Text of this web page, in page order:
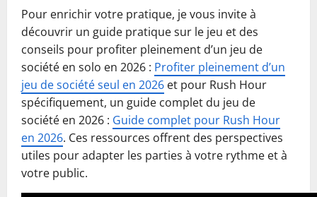
Pour enrichir votre pratique, je vous invite à
découvrir un guide pratique sur le jeu et des
conseils pour profiter pleinement d’un jeu de
société en solo en 2026 : Profiter pleinement d’un
jeu de société seul en 2026 et pour Rush Hour
spécifiquement, un guide complet du jeu de
société en 2026 : Guide complet pour Rush Hour
en 2026. Ces ressources offrent des perspectives
utiles pour adapter les parties à votre rythme et à
votre public.